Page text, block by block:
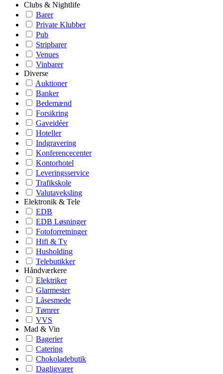
Clubs & Nightlife
Barer
Private Klubber
Pub
Stripbarer
Venues
Vinbarer
Diverse
Auktioner
Banker
Bedemænd
Forsikring
Gaveidéer
Hoteller
Indgravering
Konferencecenter
Kontorhotel
Leveringsservice
Trafikskole
Valutaveksling
Elektronik & Tele
EDB
EDB Løsninger
Fotoforretninger
Hifi & Tv
Husholding
Telebutikker
Håndværkere
Elektriker
Glarmester
Låsesmede
Tømrer
VVS
Mad & Vin
Bagerier
Catering
Chokoladebutik
Dagligvarer